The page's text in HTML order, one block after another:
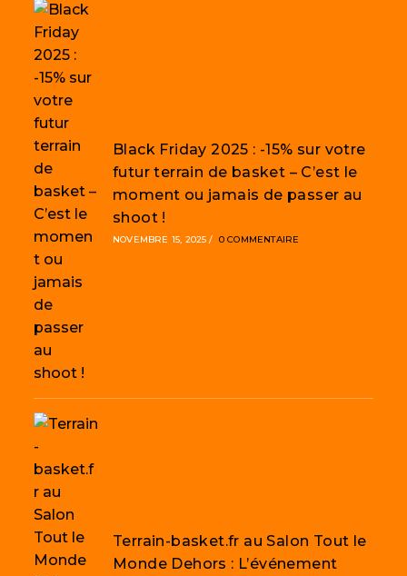
Black Friday 2025 : -15% sur votre
futur terrain de basket – C’est le
moment ou jamais de passer au
shoot !
NOVEMBRE 15, 2025 / 0 COMMENTAIRE
Terrain-basket.fr au Salon Tout le
Monde Dehors : L’événement